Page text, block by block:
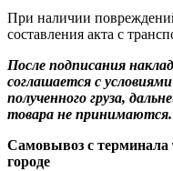
При наличии
составления акта с
После подписания
соглашается с
полученного груза,
товара не принимаются.
Самовывоз с
городе